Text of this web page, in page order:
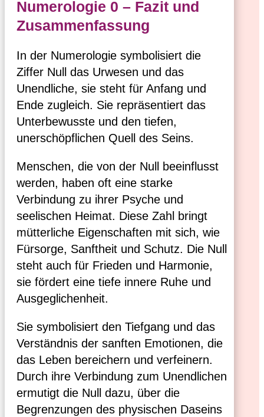
Numerologie 0 – Fazit und
Zusammenfassung
In der Numerologie symbolisiert die
Ziffer Null das Urwesen und das
Unendliche, sie steht für Anfang und
Ende zugleich. Sie repräsentiert das
Unterbewusste und den tiefen,
unerschöpflichen Quell des Seins.
Menschen, die von der Null beeinflusst
werden, haben oft eine starke
Verbindung zu ihrer Psyche und
seelischen Heimat. Diese Zahl bringt
mütterliche Eigenschaften mit sich, wie
Fürsorge, Sanftheit und Schutz. Die Null
steht auch für Frieden und Harmonie,
sie fördert eine tiefe innere Ruhe und
Ausgeglichenheit.
Sie symbolisiert den Tiefgang und das
Verständnis der sanften Emotionen, die
das Leben bereichern und verfeinern.
Durch ihre Verbindung zum Unendlichen
ermutigt die Null dazu, über die
Begrenzungen des physischen Daseins